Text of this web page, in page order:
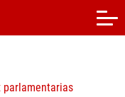
parlamentarias